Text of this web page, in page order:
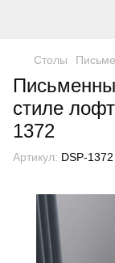
Столы
стиле
1372
Артикул: DSP-1372